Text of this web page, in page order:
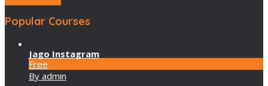
Popular Courses
Jago Instagram
Free
By admin